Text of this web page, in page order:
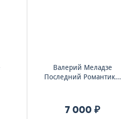
Валерий Меладзе
Последний Романтик...
7 000 ₽